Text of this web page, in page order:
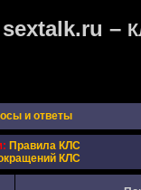
sextalk.ru –
и ответы
Правила КЛС
КЛС